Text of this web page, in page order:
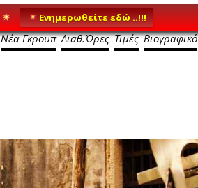
Ενημερωθείτε εδώ ..!!!
Νέα Γκρουπ Διαθ.Ώρες Τιμές Βιογραφικό